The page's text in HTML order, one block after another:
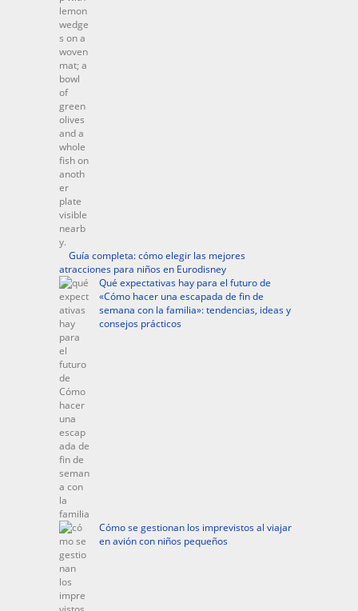
Guía completa: cómo elegir las mejores
atracciones para niños en Eurodisney
Qué expectativas hay para el futuro de
«Cómo hacer una escapada de fin de
semana con la familia»: tendencias, ideas y
consejos prácticos
Cómo se gestionan los imprevistos al viajar
en avión con niños pequeños